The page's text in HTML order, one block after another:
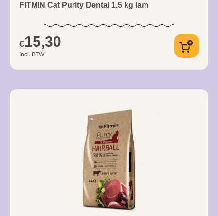
FITMIN Cat Purity Dental 1.5 kg lam
€15,30
Incl. BTW